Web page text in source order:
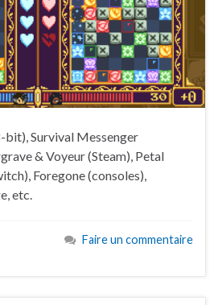
Survival Messenger
& Voyeur (Steam), Petal
Foregone (consoles),
etc.
Faire un commentaire